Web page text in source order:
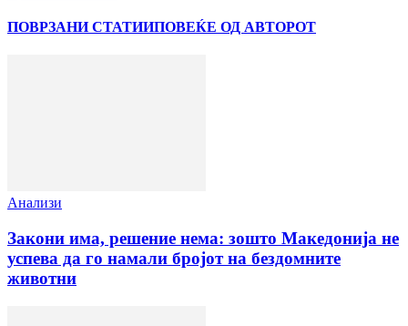
ПОВРЗАНИ СТАТИИПОВЕЌЕ ОД АВТОРОТ
Анализи
Закони има, решение нема: зошто Македонија не
успева да го намали бројот на бездомните
животни